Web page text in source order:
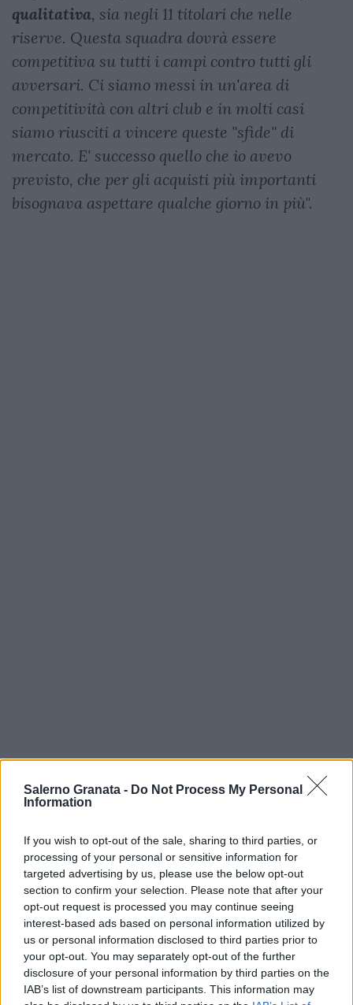
Salerno Granata - Do Not Process My Personal
Information
If you wish to opt-out of the sale, sharing to third parties, or
processing of your personal or sensitive information for
targeted advertising by us, please use the below opt-out
section to confirm your selection. Please note that after your
opt-out request is processed you may continue seeing
interest-based ads based on personal information utilized by
us or personal information disclosed to third parties prior to
your opt-out. You may separately opt-out of the further
disclosure of your personal information by third parties on the
IAB’s list of downstream participants. This information may
qualitativa, sia negli 11 titolari che nelle
riserve. Questa squadra dovrà essere
competitiva su tutti i campi contro tutti gli
avversari. Ci siamo messi in un'area di
competitività con altri club e in molti casi
siamo riusciti a vincere queste "sfide" di
mercato. E' successo quello che io avevo
previsto, che per gli acquisti più importanti
bisognava aspettare qualche giorno in più".